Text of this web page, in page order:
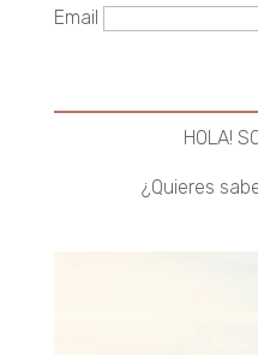
Email
HOLA!
¿Quieres